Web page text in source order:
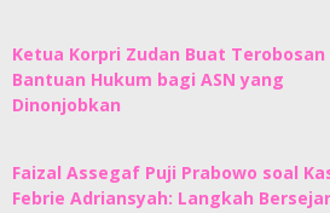
Ketua Korpri Zudan Buat Terobosan
Bantuan Hukum bagi ASN yang
Dinonjobkan
Faizal Assegaf Puji Prabowo soal
Febrie Adriansyah: Langkah